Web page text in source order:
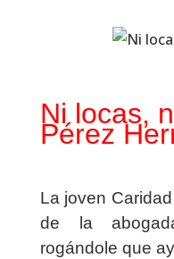
Ni locas,
Pérez
La joven
de la
rogándole que